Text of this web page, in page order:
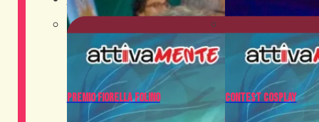
Premio Fiorella Folino Contest Cosplay